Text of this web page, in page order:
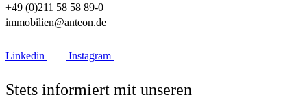
+49 (0)211 58 58 89-0
immobilien@anteon.de
Linkedin Instagram
Stets informiert mit unseren